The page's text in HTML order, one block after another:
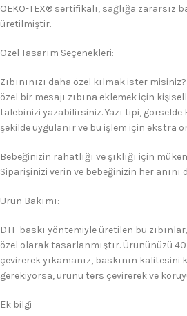
OEKO-TEX® sertifikalı, sağlığa zararsız
üretilmiştir.
Özel Tasarım Seçenekleri:
Zıbınınızı daha özel kılmak ister
özel bir mesajı zıbına eklemek için
talebinizi yazabilirsiniz. Yazı tipi,
şekilde uygulanır ve bu işlem için ekstra
Bebeğinizin rahatlığı ve şıklığı için
Siparişinizi verin ve bebeğinizin her anını
Ürün Bakımı:
DTF baskı yöntemiyle üretilen bu
özel olarak tasarlanmıştır. Ürününüzü
çevirerek yıkamanız, baskının kalitesini
gerekiyorsa, ürünü ters çevirerek ve
Ek bilgi